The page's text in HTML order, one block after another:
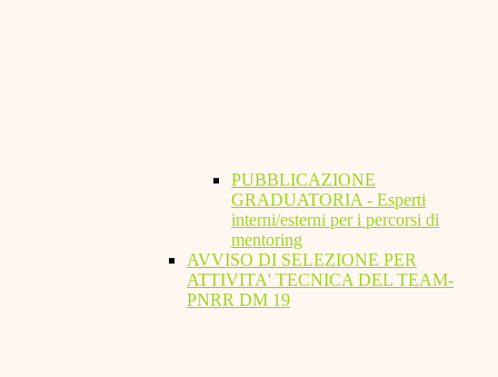
PUBBLICAZIONE
GRADUATORIA - Esperti
interni/esterni per i percorsi di
mentoring
AVVISO DI SELEZIONE PER
ATTIVITA' TECNICA DEL TEAM-
PNRR DM 19